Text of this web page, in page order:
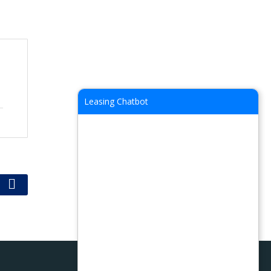
Leasing Chatbot